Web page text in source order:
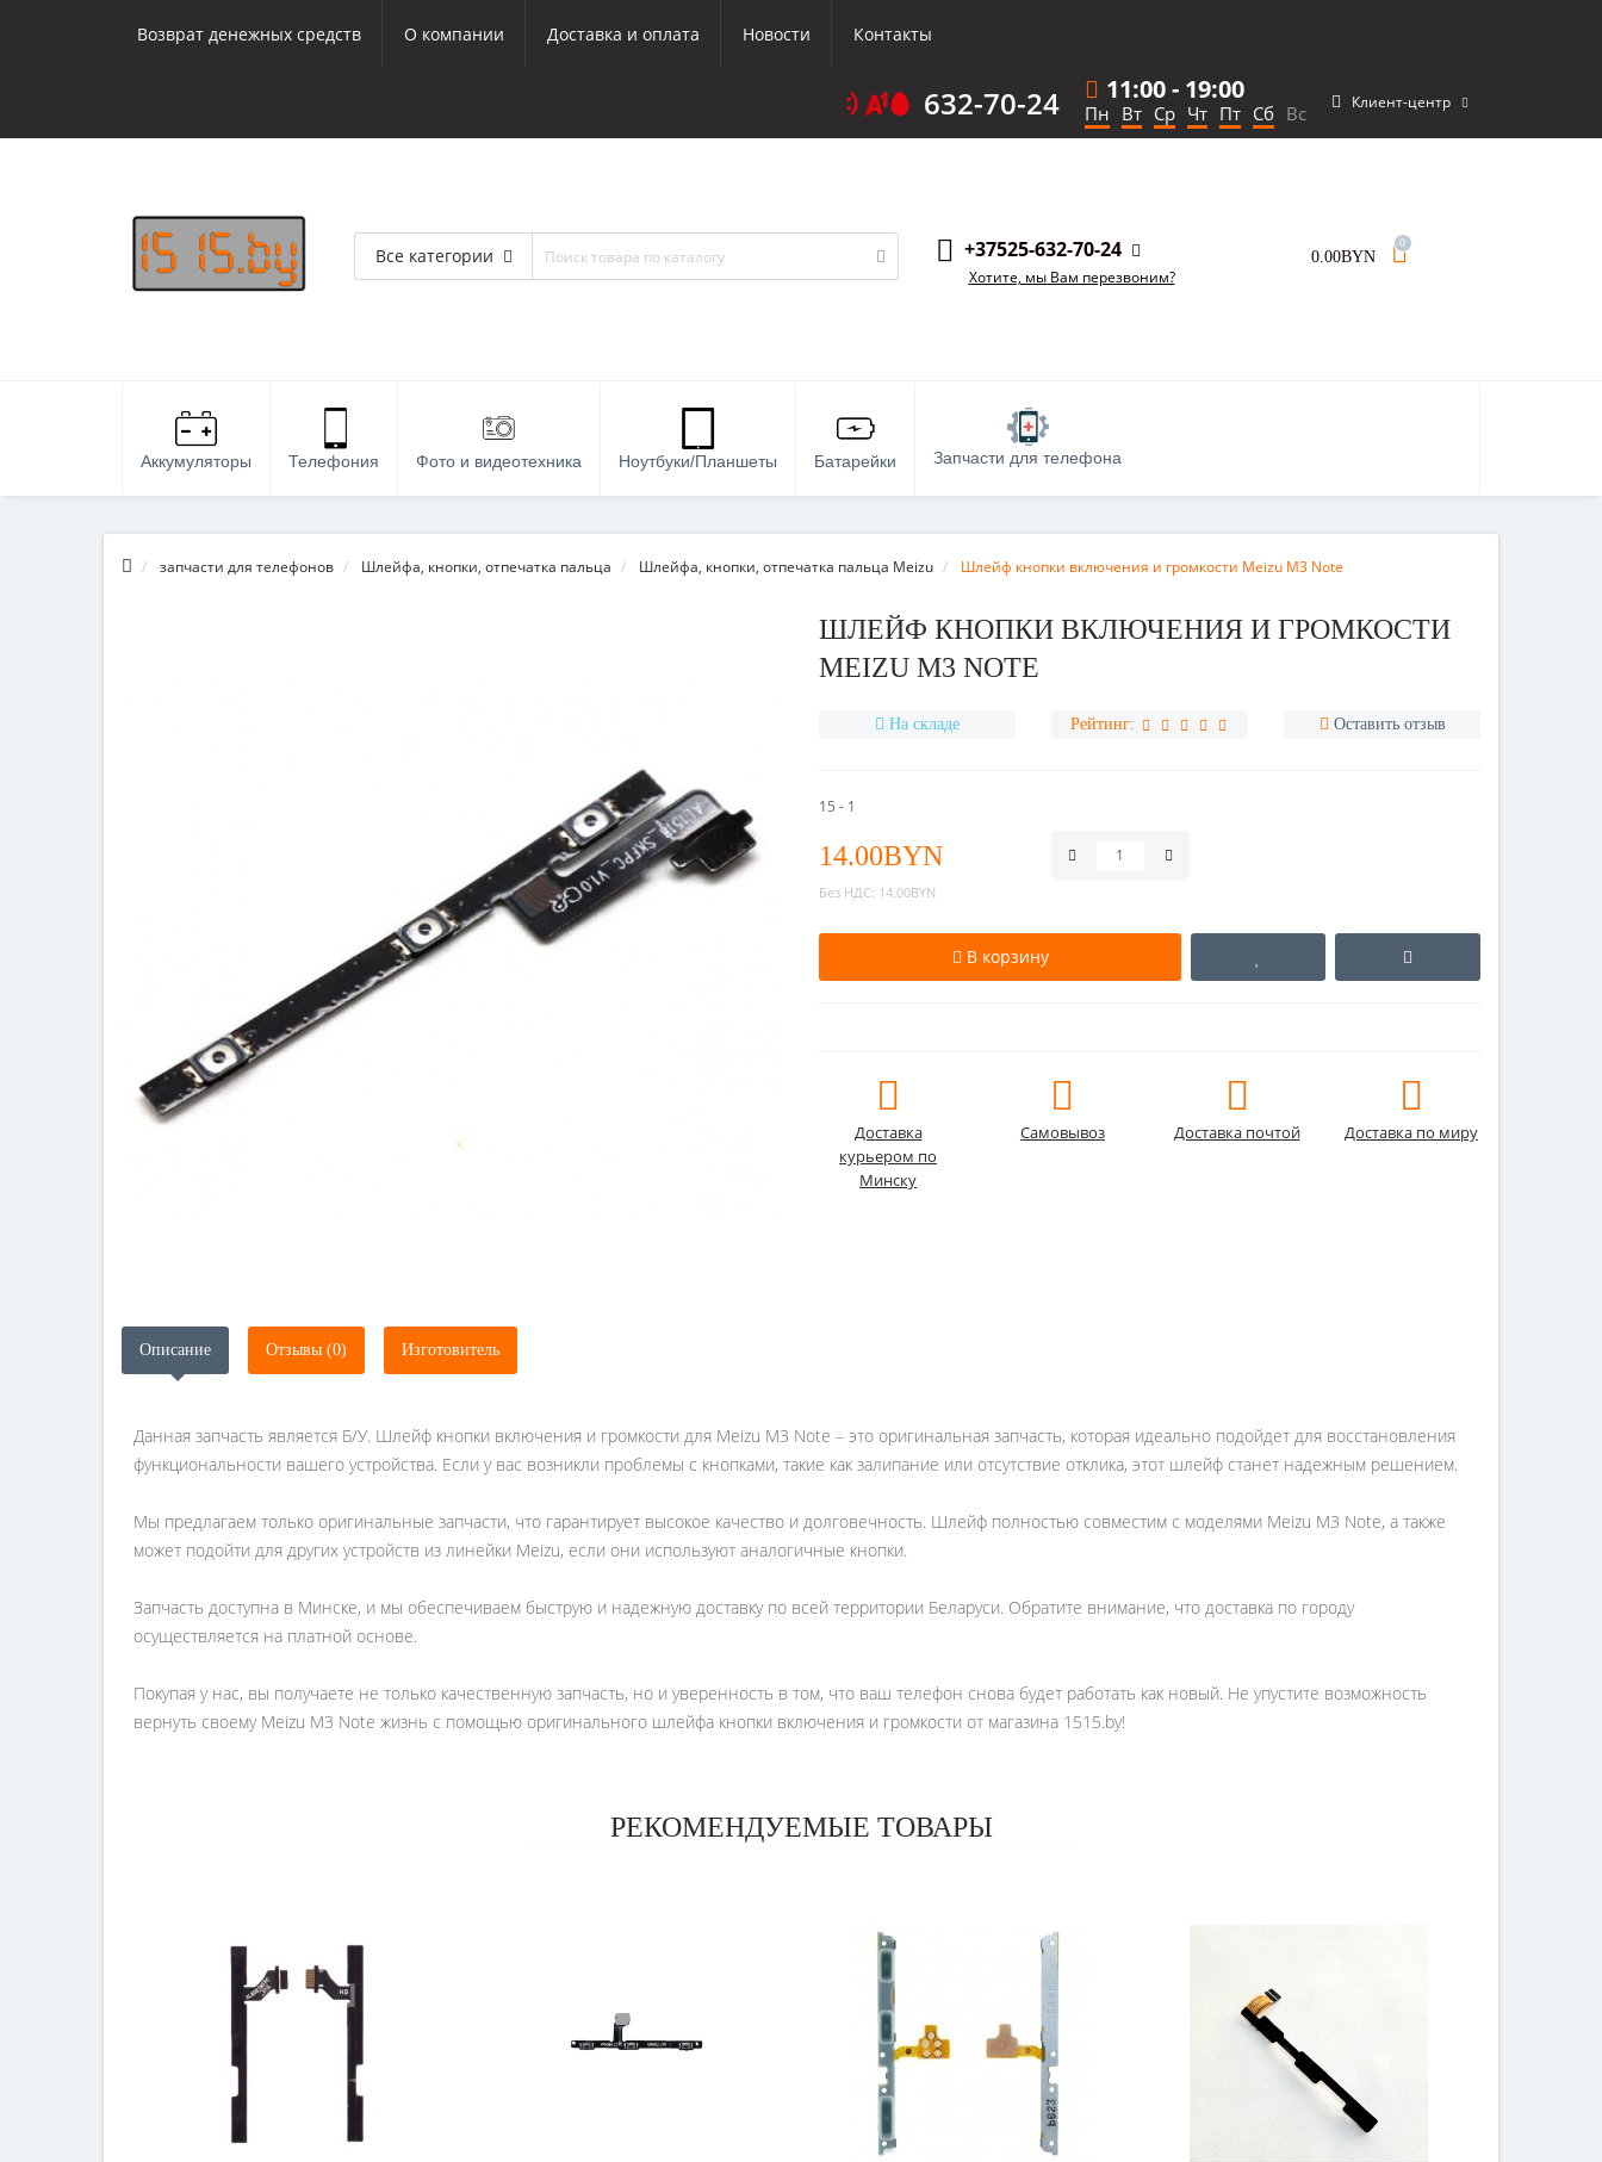
Возврат денежных средств О компании Доставка и оплата Новости Контакты
632-70-24 11:00- 19:00
Пн Вт Ср Чт Пт Сб Вс Клиент-центр
Все категории +37525-632-70-24
Хотите, мы Вам перезвоним?
0.00BYN
0
Аккумуляторы Телефония Фото и видеотехника Ноутбуки/Планшеты Батарейки Запчасти для телефона
запчасти для телефонов Шлейфа, кнопки, отпечатка пальца Шлейфа, кнопки, отпечатка пальца Meizu Шлейф кнопки включения и громкости Meizu M3 Note
ШЛЕЙФ КНОПКИ ВКЛЮЧЕНИЯ И ГРОМКОСТИ
MEIZU M3 NOTE
На складе Рейтинг: Оставить отзыв
15 - 1
14.00BYN
Без НДС: 14.00BYN
В корзину
Доставка
курьером по
Минску
Самовывоз Доставка почтой Доставка по миру
Описание Отзывы (0) Изготовитель
Данная запчасть является Б/У. Шлейф кнопки включения и громкости для Meizu M3 Note – это оригинальная запчасть, которая идеально подойдет для восстановления
функциональности вашего устройства. Если у вас возникли проблемы с кнопками, такие как залипание или отсутствие отклика, этот шлейф станет надежным решением.
Мы предлагаем только оригинальные запчасти, что гарантирует высокое качество и долговечность. Шлейф полностью совместим с моделями Meizu M3 Note, а также
может подойти для других устройств из линейки Meizu, если они используют аналогичные кнопки.
Запчасть доступна в Минске, и мы обеспечиваем быструю и надежную доставку по всей территории Беларуси. Обратите внимание, что доставка по городу
осуществляется на платной основе.
Покупая у нас, вы получаете не только качественную запчасть, но и уверенность в том, что ваш телефон снова будет работать как новый. Не упустите возможность
вернуть своему Meizu M3 Note жизнь с помощью оригинального шлейфа кнопки включения и громкости от магазина 1515.by!
РЕКОМЕНДУЕМЫЕ ТОВАРЫ